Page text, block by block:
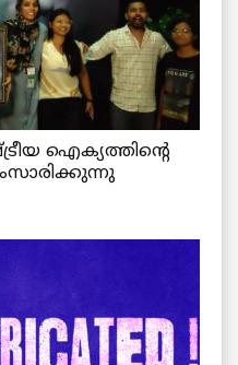
ഐക്യത്തിന്റെ